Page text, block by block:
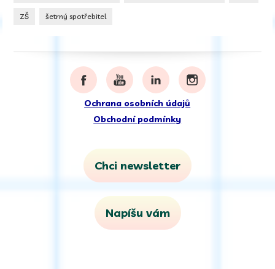
ZŠ šetrný spotřebitel
Ochrana osobních údajů
Obchodní podmínky
Chci newsletter
Napíšu vám